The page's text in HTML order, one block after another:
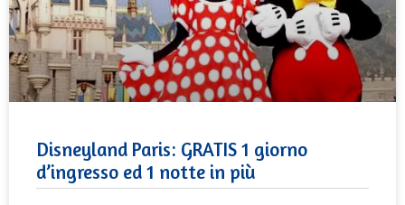
Disneyland Paris: GRATIS 1 giorno
d’ingresso ed 1 notte in più